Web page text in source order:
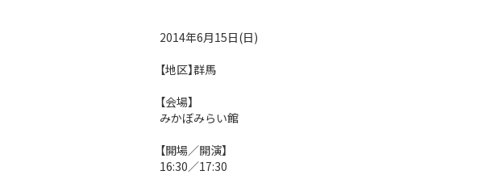
2014年6月15日(日)
【地区】群馬
【会場】
みかぼみらい館
【開場／開演】
16:30／17:30